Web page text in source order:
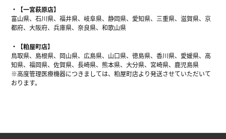
【一宮萩原店】
富山県、石川県、福井県、岐阜県、静岡県、愛知県、三重県、滋賀県、京
都府、大阪府、兵庫県、奈良県、和歌山県
【粕屋町店】
鳥取県、島根県、岡山県、広島県、山口県、徳島県、香川県、愛媛県、高
知県、福岡県、佐賀県、長崎県、熊本県、大分県、宮崎県、鹿児島県
※高度管理医療機器につきましては、粕屋町店より発送させていただいて
おります。